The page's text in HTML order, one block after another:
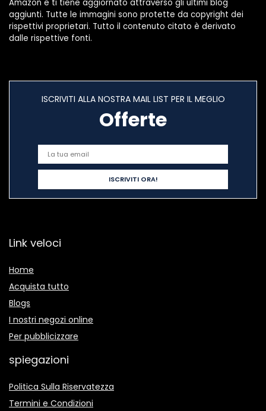
Amazon e ti tiene aggiornato attraverso gli ultimi blog
aggiunti. Tutte le immagini sono protette da copyright dei
rispettivi proprietari. Tutto il contenuto citato è derivato
dalle rispettive fonti.
ISCRIVITI ALLA NOSTRA MAIL LIST PER IL MEGLIO
Offerte
Link veloci
Home
Acquista tutto
Blogs
I nostri negozi online
Per pubblicizzare
spiegazioni
Politica Sulla Riservatezza
Termini e Condizioni